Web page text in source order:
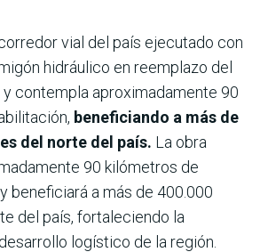
vial del país ejecutado con
hidráulico en reemplazo del
contempla aproximadamente 90
beneficiando a más de
del norte del país. La obra
90 kilómetros de
beneficiará a más de 400.000
del país, fortaleciendo la
logístico de la región.